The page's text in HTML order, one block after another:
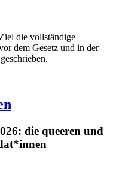
die vollständige
dem Gesetz und in der
die queeren und